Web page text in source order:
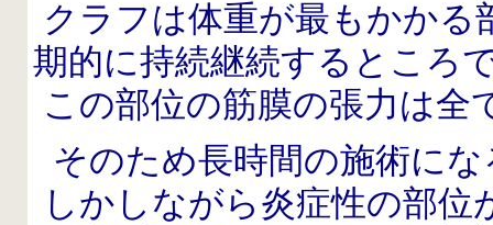
クラフは体重が最もかかる
期的に持続継続するところ
この部位の筋膜の張力は全
そのため長時間の施術に
しかしながら炎症性の部